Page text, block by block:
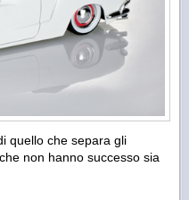
quello che separa gli
non hanno successo sia